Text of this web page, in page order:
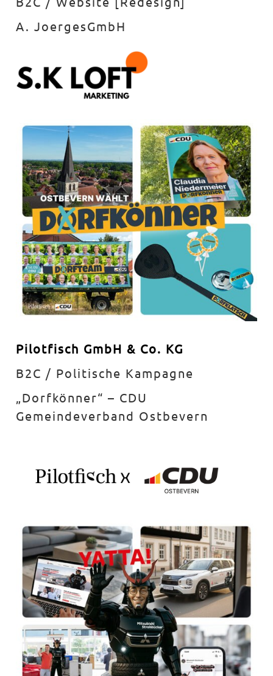
A. JoergesGmbH
Pilotfisch GmbH & Co. KG
B2C / Politische Kampagne
„Dorfkönner“ – CDU
Gemeindeverband Ostbevern